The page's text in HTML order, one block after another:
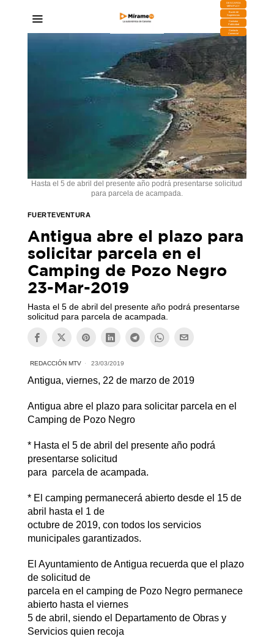
DESCARGA
MIRAPLAY
Buzón de
Sugerencias
Contratar
Publicidad
Contacto
Comercial
Hasta el 5 de abril del presente año podrá presentarse solicitud
para parcela de acampada.
FUERTEVENTURA
Antigua abre el plazo para
solicitar parcela en el
Camping de Pozo Negro
23-Mar-2019
Hasta el 5 de abril del presente año podrá presentarse
solicitud para parcela de acampada.
REDACCIÓN MTV 23/03/2019
Antigua, viernes, 22 de marzo de 2019
Antigua abre el plazo para solicitar parcela en el
Camping de Pozo Negro
* Hasta el 5 de abril del presente año podrá
presentarse solicitud
para parcela de acampada.
* El camping permanecerá abierto desde el 15 de
abril hasta el 1 de
octubre de 2019, con todos los servicios
municipales garantizados.
El Ayuntamiento de Antigua recuerda que el plazo
de solicitud de
parcela en el camping de Pozo Negro permanece
abierto hasta el viernes
5 de abril, siendo el Departamento de Obras y
Servicios quien recoja